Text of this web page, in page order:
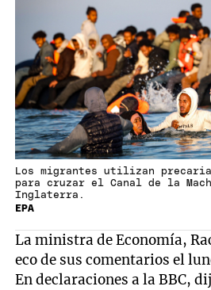
EPA
Los migrantes utilizan
para cruzar el Canal de la
Inglaterra.
La ministra de Economía,
eco de sus comentarios el
En declaraciones a la BBC,